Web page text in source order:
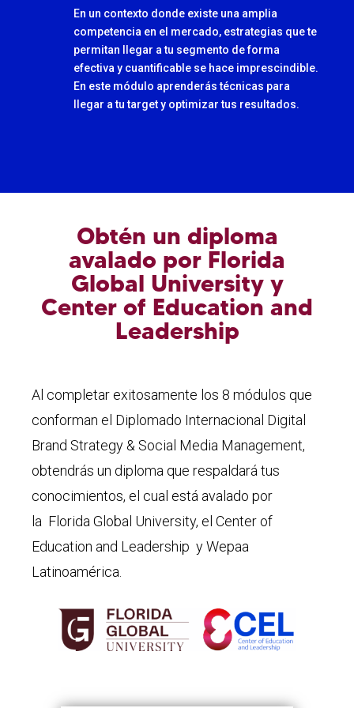
En un contexto donde existe una amplia
competencia en el mercado, estrategias que te
permitan llegar a tu segmento de forma
efectiva y cuantificable se hace imprescindible.
En este módulo aprenderás técnicas para
llegar a tu target y optimizar tus resultados.
Obtén un diploma
avalado por Florida
Global University y
Center of Education and
Leadership
Al completar exitosamente los 8 módulos que
conforman el Diplomado Internacional Digital
Brand Strategy & Social Media Management,
obtendrás un diploma que respaldará tus
conocimientos, el cual está avalado por
la Florida Global University, el Center of
Education and Leadership y Wepaa
Latinoamérica.